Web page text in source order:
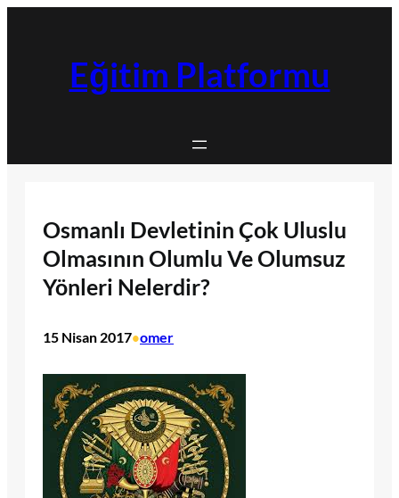
Eğitim Platformu
Osmanlı Devletinin Çok Uluslu
Olmasının Olumlu Ve Olumsuz
Yönleri Nelerdir?
15 Nisan 2017•omer